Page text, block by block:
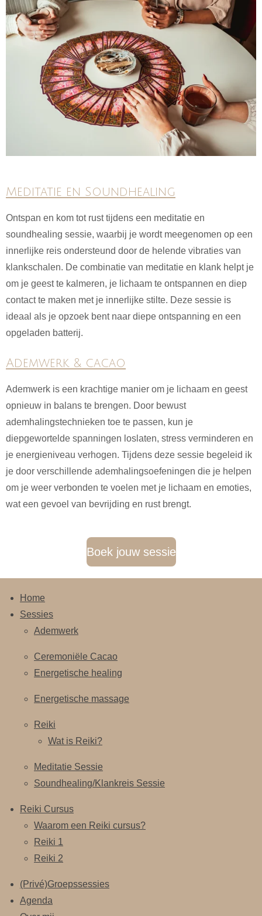
Meditatie en Soundhealing
Ontspan en kom tot rust tijdens een meditatie en
soundhealing sessie, waarbij je wordt meegenomen op een
innerlijke reis ondersteund door de helende vibraties van
klankschalen. De combinatie van meditatie en klank helpt je
om je geest te kalmeren, je lichaam te ontspannen en diep
contact te maken met je innerlijke stilte. Deze sessie is
ideaal als je opzoek bent naar diepe ontspanning en een
opgeladen batterij.
Ademwerk & cacao
Ademwerk is een krachtige manier om je lichaam en geest
opnieuw in balans te brengen. Door bewust
ademhalingstechnieken toe te passen, kun je
diepgewortelde spanningen loslaten, stress verminderen en
je energieniveau verhogen. Tijdens deze sessie begeleid ik
je door verschillende ademhalingsoefeningen die je helpen
om je weer verbonden te voelen met je lichaam en emoties,
wat een gevoel van bevrijding en rust brengt.
Boek jouw sessie
Home
Sessies
Ademwerk
Ceremoniële Cacao
Energetische healing
Energetische massage
Reiki
Wat is Reiki?
Meditatie Sessie
Soundhealing/Klankreis Sessie
Reiki Cursus
Waarom een Reiki cursus?
Reiki 1
Reiki 2
(Privé)Groepssessies
Agenda